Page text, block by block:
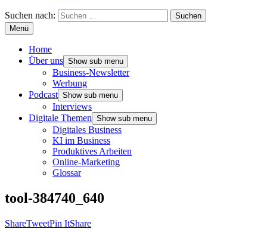
Suchen nach:
Menü
Home
Über uns Show sub menu
Business-Newsletter
Werbung
Podcast Show sub menu
Interviews
Digitale Themen Show sub menu
Digitales Business
KI im Business
Produktives Arbeiten
Online-Marketing
Glossar
tool-384740_640
ShareTweetPin ItShare